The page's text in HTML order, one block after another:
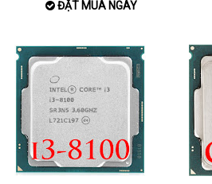
ĐẶT MUA NGAY